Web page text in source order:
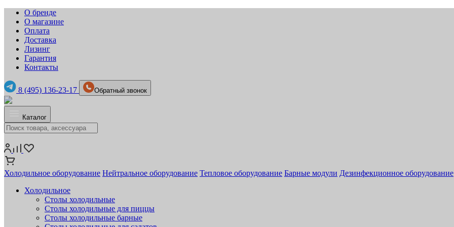
О бренде
О магазине
Оплата
Доставка
Лизинг
Гарантия
Контакты
8 (495) 136-23-17 Обратный звонок
Каталог
Холодильное оборудование Нейтральное оборудование Тепловое оборудование Барные модули Дезинфекционное оборудование
Холодильное
Столы холодильные
Столы холодильные для пиццы
Столы холодильные барные